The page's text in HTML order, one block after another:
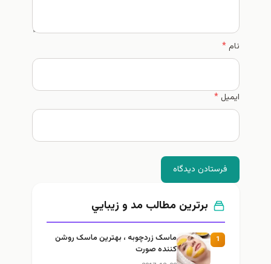
نام*
ایمیل*
فرستادن دیدگاه
برترین مطالب مد و زيبايي
1
ماسک زردچوبه ، بهترین ماسک روشن
کننده صورت